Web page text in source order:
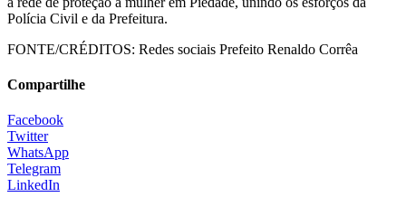
Polícia Civil e da Prefeitura.
FONTE/CRÉDITOS: Redes sociais Prefeito Renaldo Corrêa
Compartilhe
Facebook
Twitter
WhatsApp
Telegram
LinkedIn